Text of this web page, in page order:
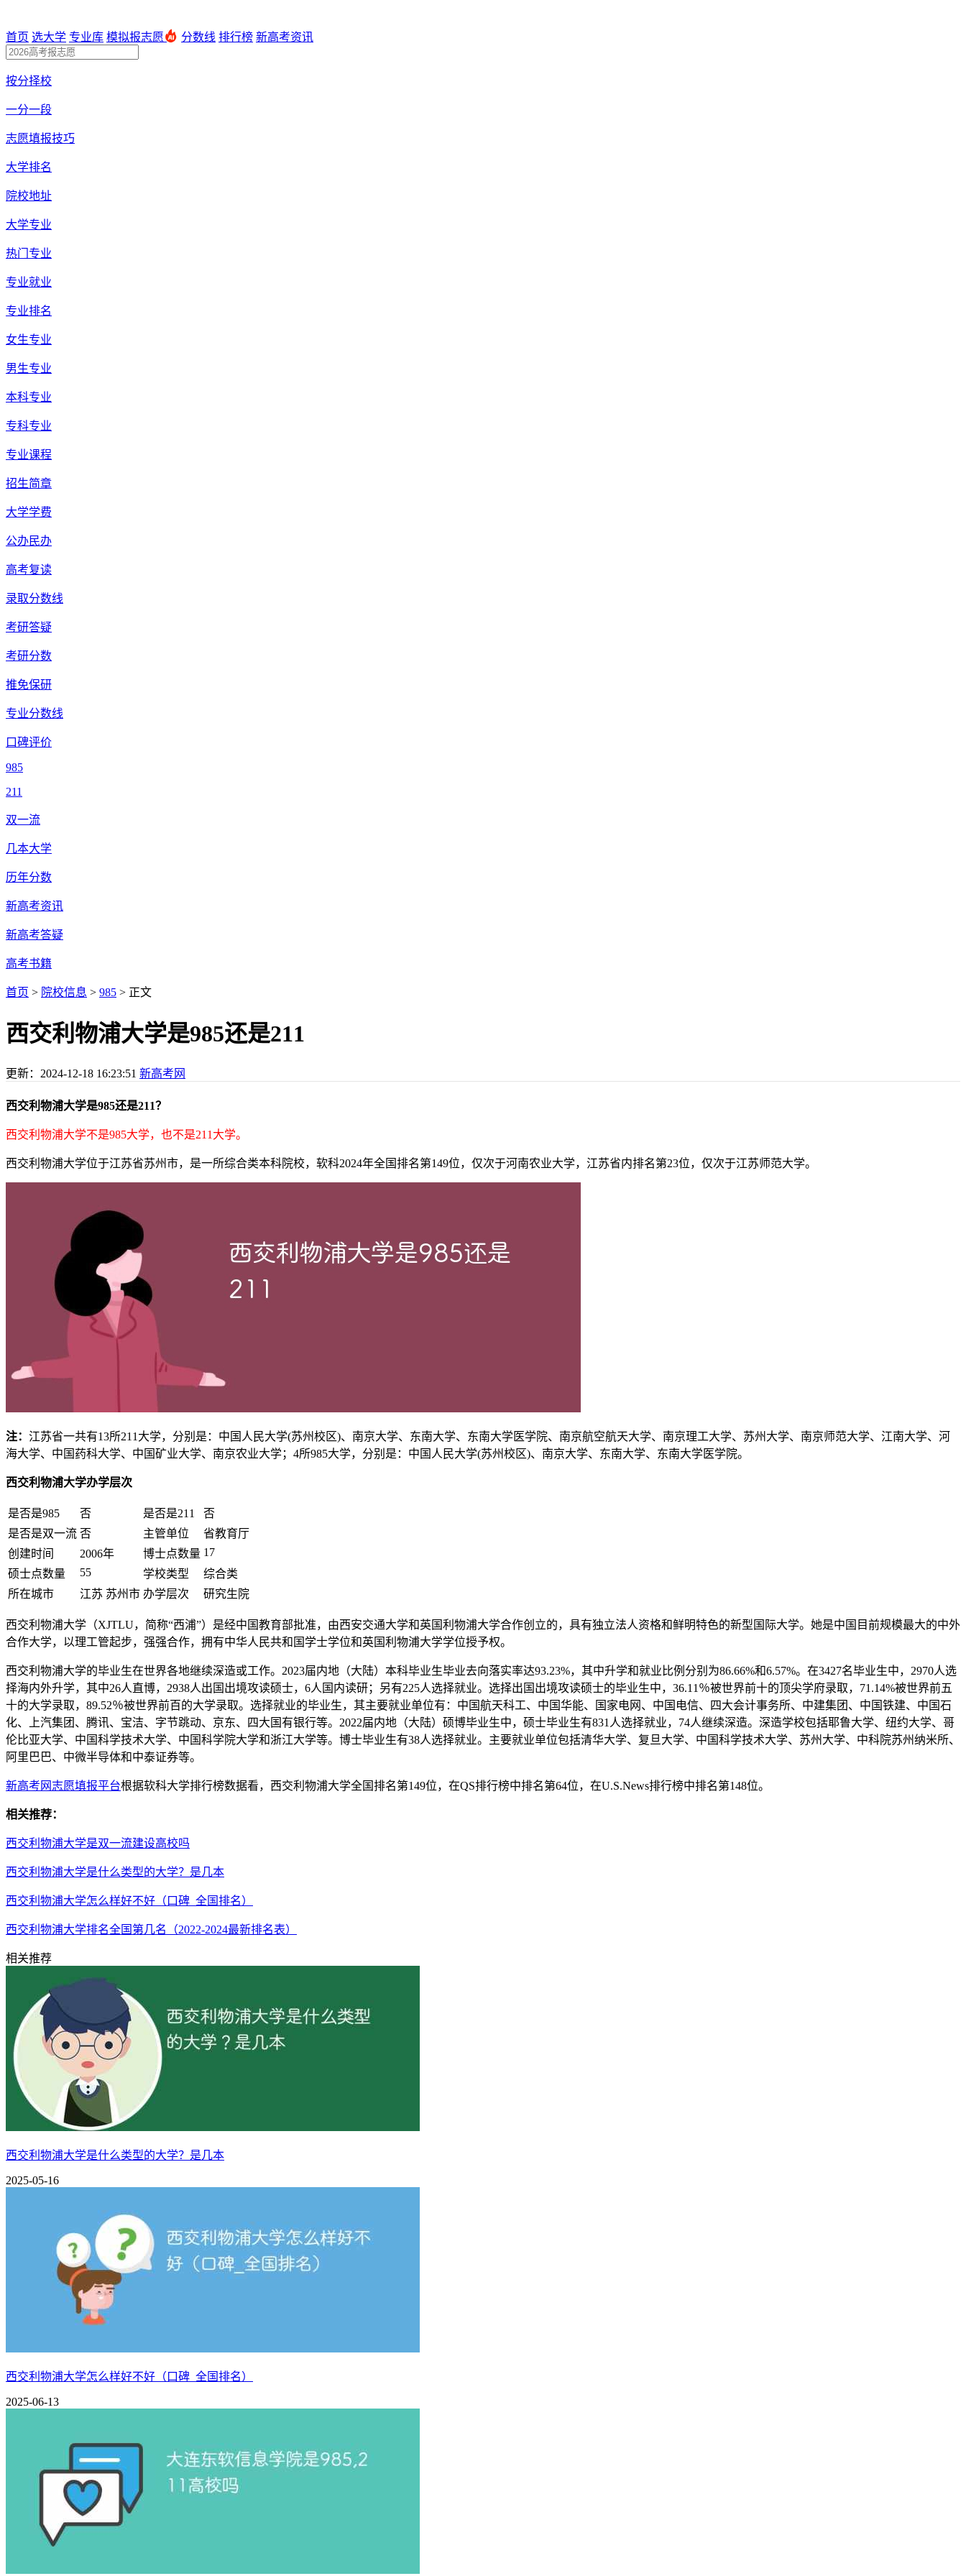
首页 选大学 专业库 模拟报志愿 分数线 排行榜 新高考资讯
按分择校
一分一段
志愿填报技巧
大学排名
院校地址
大学专业
热门专业
专业就业
专业排名
女生专业
男生专业
本科专业
专科专业
专业课程
招生简章
大学学费
公办民办
高考复读
录取分数线
考研答疑
考研分数
推免保研
专业分数线
口碑评价
985
211
双一流
几本大学
历年分数
新高考资讯
新高考答疑
高考书籍
首页 > 院校信息 > 985 > 正文
西交利物浦大学是985还是211
更新： 2024-12-18 16:23:51 新高考网
西交利物浦大学是985还是211？
西交利物浦大学不是985大学，也不是211大学。
西交利物浦大学位于江苏省苏州市，是一所综合类本科院校，软科2024年全国排名第149位，仅次于河南农业大学，江苏省内排名第23位，仅次于江苏师范大学。
注： 江苏省一共有13所211大学，分别是：中国人民大学(苏州校区)、南京大学、东南大学、东南大学医学院、南京航空航天大学、南京理工大学、苏州大学、南京师范大学、江南大学、河
海大学、中国药科大学、中国矿业大学、南京农业大学；4所985大学，分别是：中国人民大学(苏州校区)、南京大学、东南大学、东南大学医学院。
西交利物浦大学办学层次
是否是985 否 是否是211
否
是否是双一流 否 主管单位
省教育厅
创建时间
2006年 博士点数量 17
硕士点数量
55 学校类型
综合类
所在城市
江苏 苏州市 办学层次 研究生院
西交利物浦大学（XJTLU，简称“西浦”）是经中国教育部批准，由西安交通大学和英国利物浦大学合作创立的，具有独立法人资格和鲜明特色的新型国际大学。她是中国目前规模最大的中外
合作大学，以理工管起步，强强合作，拥有中华人民共和国学士学位和英国利物浦大学学位授予权。
西交利物浦大学的毕业生在世界各地继续深造或工作。2023届内地（大陆）本科毕业生毕业去向落实率达93.23%，其中升学和就业比例分别为86.66%和6.57%。在3427名毕业生中，2970人选
择海内外升学，其中26人直博，2938人出国出境攻读硕士，6人国内读研；另有225人选择就业。选择出国出境攻读硕士的毕业生中，36.11％被世界前十的顶尖学府录取，71.14%被世界前五
十的大学录取，89.52％被世界前百的大学录取。选择就业的毕业生，其主要就业单位有：中国航天科工、中国华能、国家电网、中国电信、四大会计事务所、中建集团、中国铁建、中国石
化、上汽集团、腾讯、宝洁、字节跳动、京东、四大国有银行等。2022届内地（大陆）硕博毕业生中，硕士毕业生有831人选择就业，74人继续深造。深造学校包括耶鲁大学、纽约大学、哥
伦比亚大学、中国科学技术大学、中国科学院大学和浙江大学等。博士毕业生有38人选择就业。主要就业单位包括清华大学、复旦大学、中国科学技术大学、苏州大学、中科院苏州纳米所、
阿里巴巴、中微半导体和中泰证券等。
新高考网志愿填报平台根据软科大学排行榜数据看，西交利物浦大学全国排名第149位，在QS排行榜中排名第64位，在U.S.News排行榜中排名第148位。
相关推荐：
西交利物浦大学是双一流建设高校吗
西交利物浦大学是什么类型的大学？是几本
西交利物浦大学怎么样好不好（口碑_全国排名）
西交利物浦大学排名全国第几名（2022-2024最新排名表）
相关推荐
西交利物浦大学是什么类型的大学？是几本
2025-05-16
西交利物浦大学怎么样好不好（口碑_全国排名）
2025-06-13